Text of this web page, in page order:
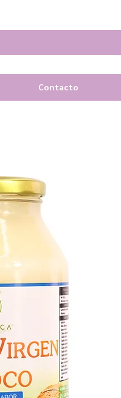
Contacto